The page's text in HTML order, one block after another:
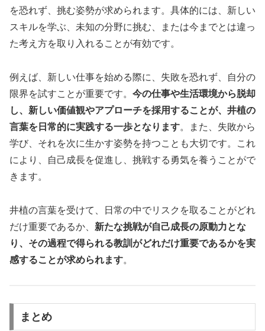
を恐れず、挑む姿勢が求められます。具体的には、新しい
スキルを学ぶ、未知の分野に挑む、または今までとは違っ
た考え方を取り入れることが有効です。
例えば、新しい仕事を始める際に、失敗を恐れず、自分の
限界を試すことが重要です。 今の仕事や生活環境から脱却
し、新しい価値観やアプローチを採用することが、井植の
言葉を日常的に実践する一歩となります。また、失敗から
学び、それを次に生かす姿勢を持つことも大切です。これ
により、自己成長を促進し、挑戦する勇気を養うことがで
きます。
井植の言葉を受けて、日常の中でリスクを取ることがどれ
だけ重要であるか、 新たな挑戦が自己成長の原動力とな
り、その過程で得られる教訓がどれだけ重要であるかを実
感することが求められます。
まとめ